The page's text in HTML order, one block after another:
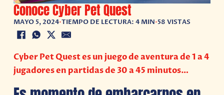
Conoce Cyber Pet Quest
MAYO 5, 2024•TIEMPO DE LECTURA: 4 MIN•58 VISTAS
Cyber Pet Quest es un juego de aventura de 1 a 4
jugadores en partidas de 30 a 45 minutos…